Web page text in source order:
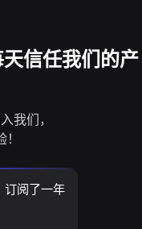
信任我们的产
我们，
订阅了一年